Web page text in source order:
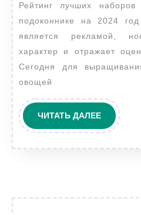
на
на
год
Рейтинг лучших наборов для выращивания на
подоконнике на 2024
является рекламой,
характер и отражает
Сегодня для
овощей
ЧИТАТЬ ДАЛЕЕЧИТАТЬ
ДАЛЕЕ